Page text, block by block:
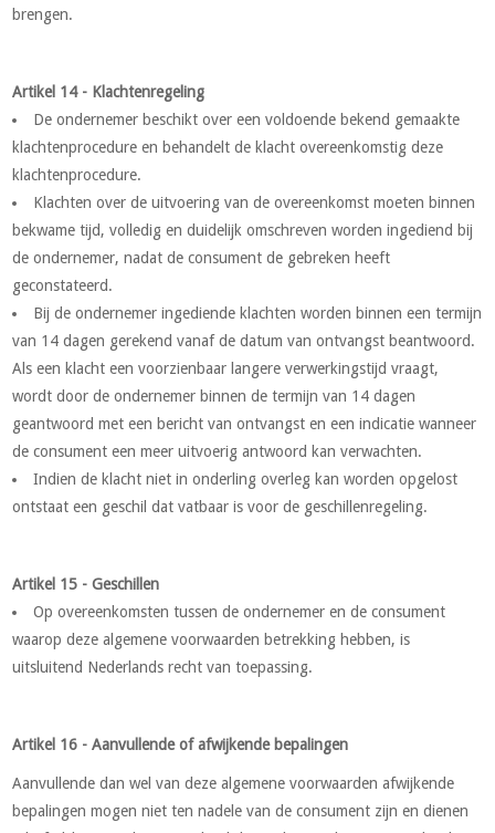
brengen.
Artikel 14 - Klachtenregeling
De ondernemer beschikt over een voldoende bekend gemaakte
klachtenprocedure en behandelt de klacht overeenkomstig deze
klachtenprocedure.
Klachten over de uitvoering van de overeenkomst moeten binnen
bekwame tijd, volledig en duidelijk omschreven worden ingediend bij
de ondernemer, nadat de consument de gebreken heeft
geconstateerd.
Bij de ondernemer ingediende klachten worden binnen een termijn
van 14 dagen gerekend vanaf de datum van ontvangst beantwoord.
Als een klacht een voorzienbaar langere verwerkingstijd vraagt,
wordt door de ondernemer binnen de termijn van 14 dagen
geantwoord met een bericht van ontvangst en een indicatie wanneer
de consument een meer uitvoerig antwoord kan verwachten.
Indien de klacht niet in onderling overleg kan worden opgelost
ontstaat een geschil dat vatbaar is voor de geschillenregeling.
Artikel 15 - Geschillen
Op overeenkomsten tussen de ondernemer en de consument
waarop deze algemene voorwaarden betrekking hebben, is
uitsluitend Nederlands recht van toepassing.
Artikel 16 - Aanvullende of afwijkende bepalingen
Aanvullende dan wel van deze algemene voorwaarden afwijkende
bepalingen mogen niet ten nadele van de consument zijn en dienen